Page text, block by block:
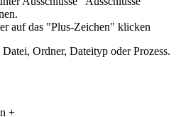
auf das "Plus-Zeichen" klicken
Ordner, Dateityp oder Prozess.
+